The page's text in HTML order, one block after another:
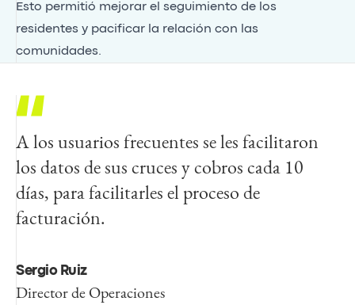
Esto permitió mejorar el seguimiento de los
residentes y pacificar la relación con las
comunidades.
A los usuarios frecuentes se les facilitaron
los datos de sus cruces y cobros cada 10
días, para facilitarles el proceso de
facturación.
Sergio Ruiz
Director de Operaciones